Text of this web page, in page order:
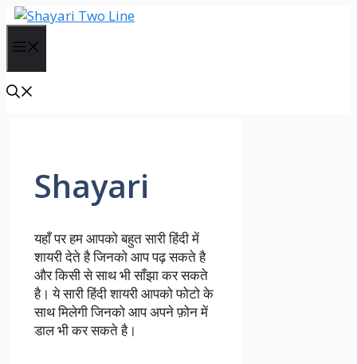
Skip
content
Shayari
यहाँ पर हम आपको बहुत सारी हिंदी में
शायरी देते है जिनको आप पढ़ सकते है
और किसी से साथ भी साँझा कर सकते
है। ये सारी हिंदी शायरी आपको फोटो के
साथ मिलेगी जिनको आप अपने फ़ोन में
डाल भी कर सकते है।